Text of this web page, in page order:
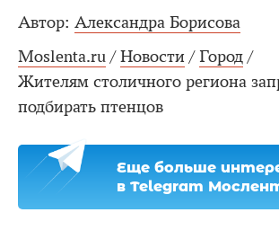
Автор: Александра Борисова
Moslenta.ru / Новости / Город /
Жителям столичного региона
подбирать птенцов
Еще больше
в Telegram